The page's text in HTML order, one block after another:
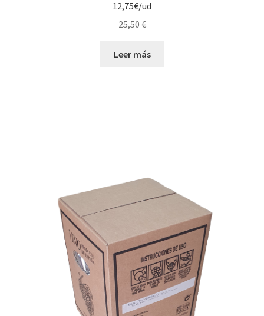
12,75€/ud
25,50 €
Leer más